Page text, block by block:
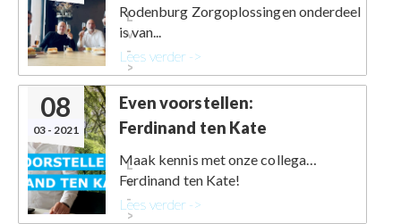
Lees
verder
-
>
Rodenburg Zorgoplossingen onderdeel
is van...
Lees verder ->
08
03 - 2021
Lees
verder
-
>
Even voorstellen:
Ferdinand ten Kate
Maak kennis met onze collega…
Ferdinand ten Kate!
Lees verder ->